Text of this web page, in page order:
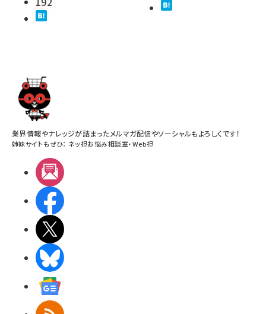
業界情報やナレッジが詰まったメルマガ配信やソーシャルもよろしくです！
姉妹サイトもぜひ： ネッ担お悩み相談室・Web担